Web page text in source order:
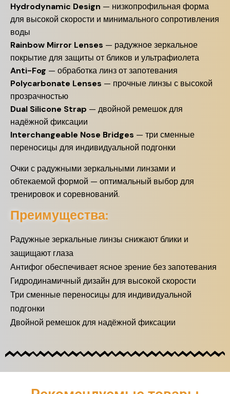
Hydrodynamic Design — низкопрофильная форма
для высокой скорости и минимального сопротивления
воды
Rainbow Mirror Lenses — радужное зеркальное
покрытие для защиты от бликов и ультрафиолета
Anti-Fog — обработка линз от запотевания
Polycarbonate Lenses — прочные линзы с высокой
прозрачностью
Dual Silicone Strap — двойной ремешок для
надёжной фиксации
Interchangeable Nose Bridges — три сменные
переносицы для индивидуальной подгонки
Очки с радужными зеркальными линзами и
обтекаемой формой — оптимальный выбор для
тренировок и соревнований.
Преимущества:
Радужные зеркальные линзы снижают блики и
защищают глаза
Антифог обеспечивает ясное зрение без запотевания
Гидродинамичный дизайн для высокой скорости
Три сменные переносицы для индивидуальной
подгонки
Двойной ремешок для надёжной фиксации